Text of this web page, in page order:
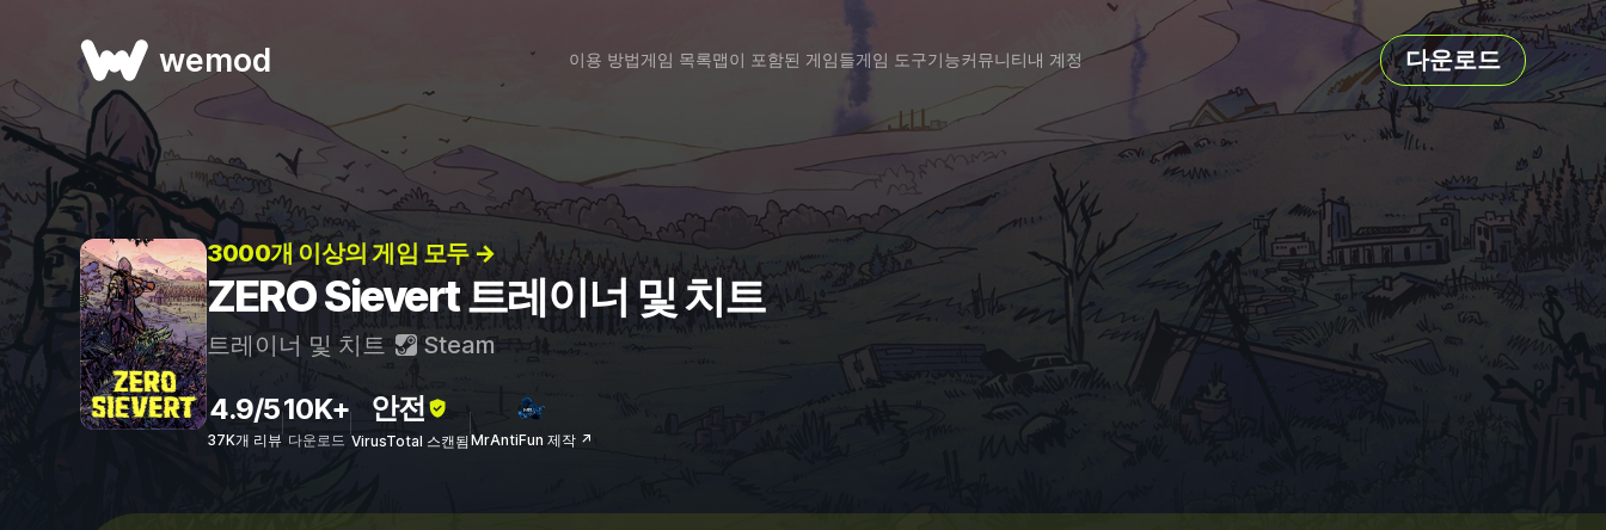
wemod 이용 방법게임 목록맵이 포함된 게임들게임 도구기능커뮤니티내 계정 다운로드
3000개 이상의 게임 모두 →
ZERO Sievert 트레이너 및 치트
트레이너 및 치트 Steam
4.9/5
37K개 리뷰
10K+
다운로드
안전
VirusTotal 스캔됨MrAntiFun 제작 ↗